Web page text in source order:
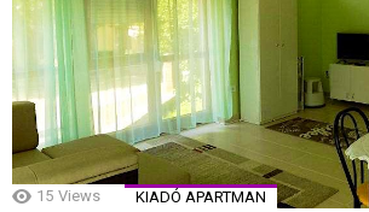
15 Views KIADÓ APARTMAN